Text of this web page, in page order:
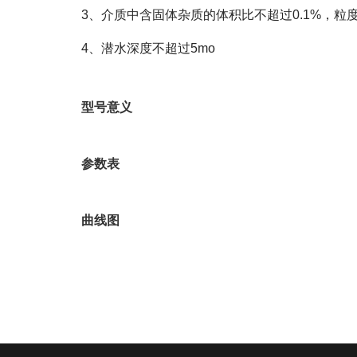
3、介质中含固体杂质的体积比不超过0.1%，粒
4、潜水深度不超过5mo
型号意义
参数表
曲线图